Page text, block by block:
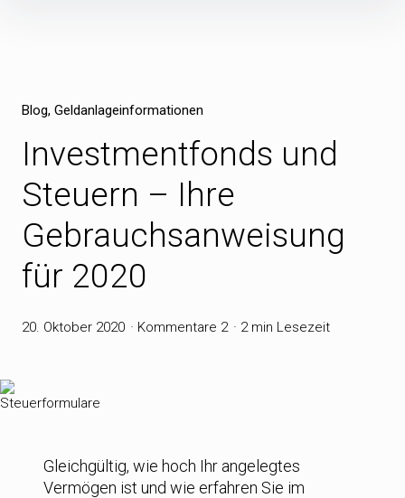
Blog Geldanlageinformationen
Investmentfonds und
Steuern – Ihre
Gebrauchsanweisung
für 2020
20. Oktober 2020 Kommentare 2 2 min Lesezeit
Gleichgültig, wie hoch Ihr angelegtes
Vermögen ist und wie erfahren Sie im